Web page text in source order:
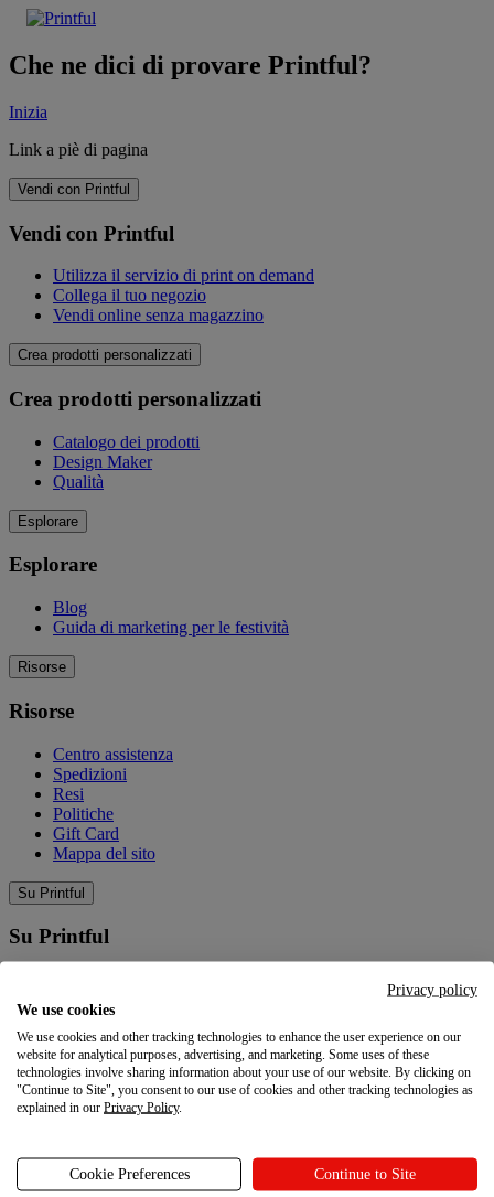
Che ne dici di provare Printful?
Inizia
Link a piè di pagina
Vendi con Printful
Vendi con Printful
Utilizza il servizio di print on demand
Collega il tuo negozio
Vendi online senza magazzino
Crea prodotti personalizzati
Crea prodotti personalizzati
Catalogo dei prodotti
Design Maker
Qualità
Esplorare
Esplorare
Blog
Guida di marketing per le festività
Risorse
Risorse
Centro assistenza
Spedizioni
Resi
Politiche
Gift Card
Mappa del sito
Su Printful
Su Printful
Sostenibilità e responsabilità sociale
Programma referral
Le tue scelte sulla privacy
Novità
Ultimi aggiornamenti
Privacy policy
We use cookies
We use cookies and other tracking technologies to enhance the user experience on our
website for analytical purposes, advertising, and marketing. Some uses of these
technologies involve sharing information about your use of our website. By clicking on
"Continue to Site", you consent to our use of cookies and other tracking technologies as
explained in our Privacy Policy.
Cookie Preferences Continue to Site